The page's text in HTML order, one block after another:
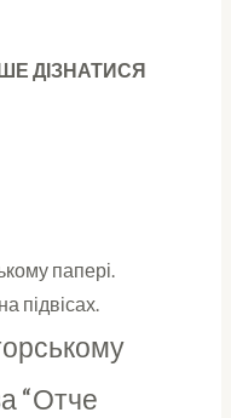
ДІЗНАТИСЯ
“Отче